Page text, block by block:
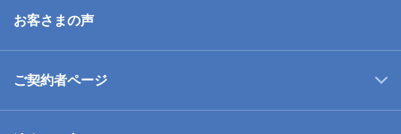
お客さまの声
ご契約者ページ